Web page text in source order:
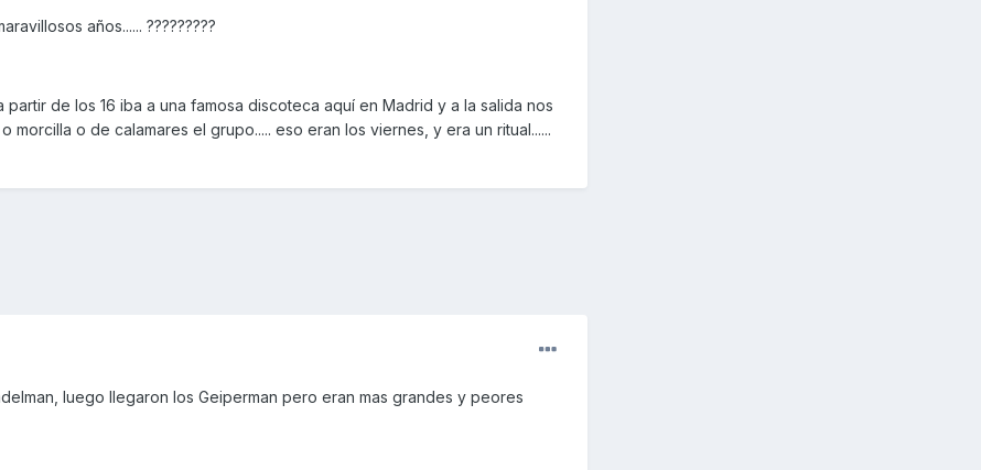
años...... ?????????
de los 16 iba a una famosa discoteca aquí en Madrid y a la salida nos
morcilla o de calamares el grupo..... eso eran los viernes, y era un ritual......
luego llegaron los Geiperman pero eran mas grandes y peores